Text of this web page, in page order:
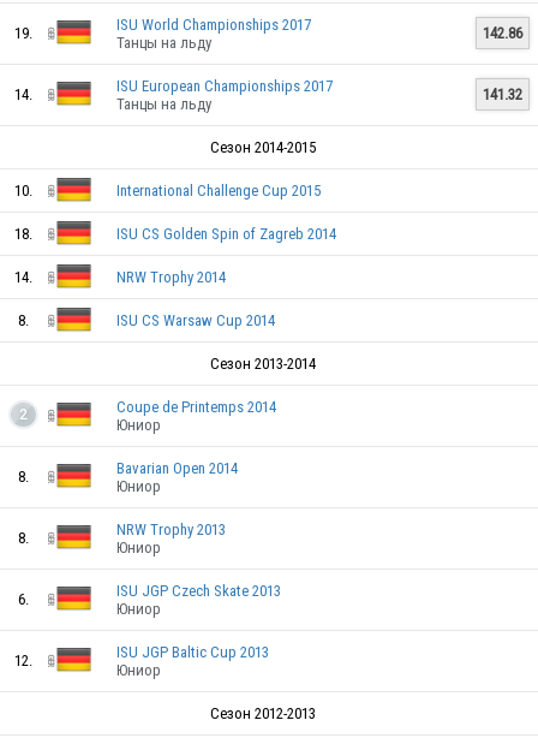
CZE
CZE
19.
ISU World Championships 2017
Танцы на льду
142.86
14.
ISU European Championships 2017
Танцы на льду
141.32
Сезон 2014-2015
10. International Challenge Cup 2015
18. ISU CS Golden Spin of Zagreb 2014
14. NRW Trophy 2014
8. ISU CS Warsaw Cup 2014
Сезон 2013-2014
2
Coupe de Printemps 2014
Юниор
8.
Bavarian Open 2014
Юниор
8.
NRW Trophy 2013
Юниор
6.
ISU JGP Czech Skate 2013
Юниор
12.
ISU JGP Baltic Cup 2013
Юниор
Сезон 2012-2013